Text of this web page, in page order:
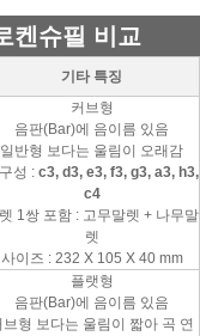
켄슈필 비교
기타 특징
커브형
음판(Bar)에 음이름 있음
일반형 보다는 울림이 오래감
성 : c3, d3, e3, f3, g3, a3, h3,
c4
1쌍 포함 : 고무말렛 + 나무말
렛
사이즈 : 232 X 105 X 40 mm
플랫형
음판(Bar)에 음이름 있음
브형 보다는 울림이 짧아 곡 연